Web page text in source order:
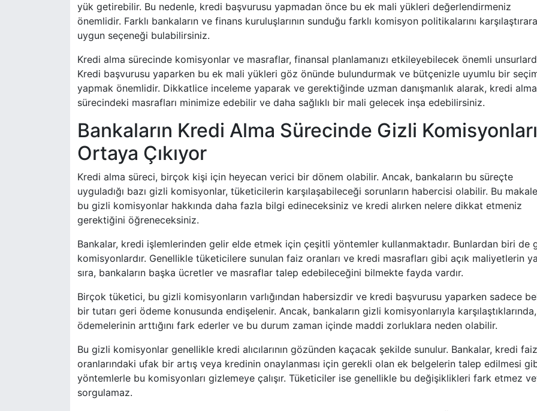
yük getirebilir. Bu nedenle, kredi başvurusu yapmadan önce bu ek mali yükleri değerlendirmeniz
önemlidir. Farklı bankaların ve finans kuruluşlarının sunduğu farklı komisyon politikalarını
uygun seçeneği bulabilirsiniz.
Kredi alma sürecinde komisyonlar ve masraflar, finansal planlamanızı etkileyebilecek önemli
Kredi başvurusu yaparken bu ek mali yükleri göz önünde bulundurmak ve bütçenizle uyumlu bir
yapmak önemlidir. Dikkatlice inceleme yaparak ve gerektiğinde uzman danışmanlık alarak, kredi alma
sürecindeki masrafları minimize edebilir ve daha sağlıklı bir mali gelecek inşa edebilirsiniz.
Bankaların Kredi Alma Sürecinde Gizli Komisyonları
Ortaya Çıkıyor
Kredi alma süreci, birçok kişi için heyecan verici bir dönem olabilir. Ancak, bankaların bu süreçte
uyguladığı bazı gizli komisyonlar, tüketicilerin karşılaşabileceği sorunların habercisi olabilir. Bu
bu gizli komisyonlar hakkında daha fazla bilgi edineceksiniz ve kredi alırken nelere dikkat etmeniz
gerektiğini öğreneceksiniz.
Bankalar, kredi işlemlerinden gelir elde etmek için çeşitli yöntemler kullanmaktadır. Bunlardan biri de
komisyonlardır. Genellikle tüketicilere sunulan faiz oranları ve kredi masrafları gibi açık maliyetlerin
sıra, bankaların başka ücretler ve masraflar talep edebileceğini bilmekte fayda vardır.
Birçok tüketici, bu gizli komisyonların varlığından habersizdir ve kredi başvurusu yaparken sadece
bir tutarı geri ödeme konusunda endişelenir. Ancak, bankaların gizli komisyonlarıyla karşılaştıklarında,
ödemelerinin arttığını fark ederler ve bu durum zaman içinde maddi zorluklara neden olabilir.
Bu gizli komisyonlar genellikle kredi alıcılarının gözünden kaçacak şekilde sunulur. Bankalar, kredi faiz
oranlarındaki ufak bir artış veya kredinin onaylanması için gerekli olan ek belgelerin talep edilmesi
yöntemlerle bu komisyonları gizlemeye çalışır. Tüketiciler ise genellikle bu değişiklikleri fark etmez
sorgulamaz.